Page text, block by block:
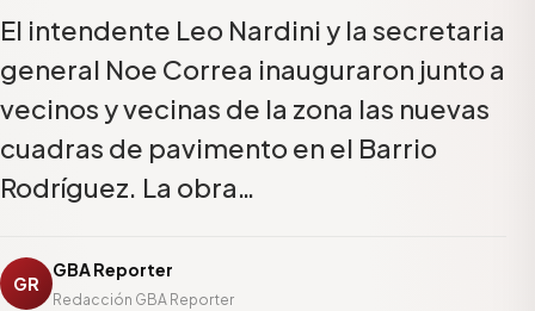
El intendente Leo Nardini y la secretaria
general Noe Correa inauguraron junto a
vecinos y vecinas de la zona las nuevas
cuadras de pavimento en el Barrio
Rodríguez. La obra…
GR
GBA Reporter
Redacción GBA Reporter